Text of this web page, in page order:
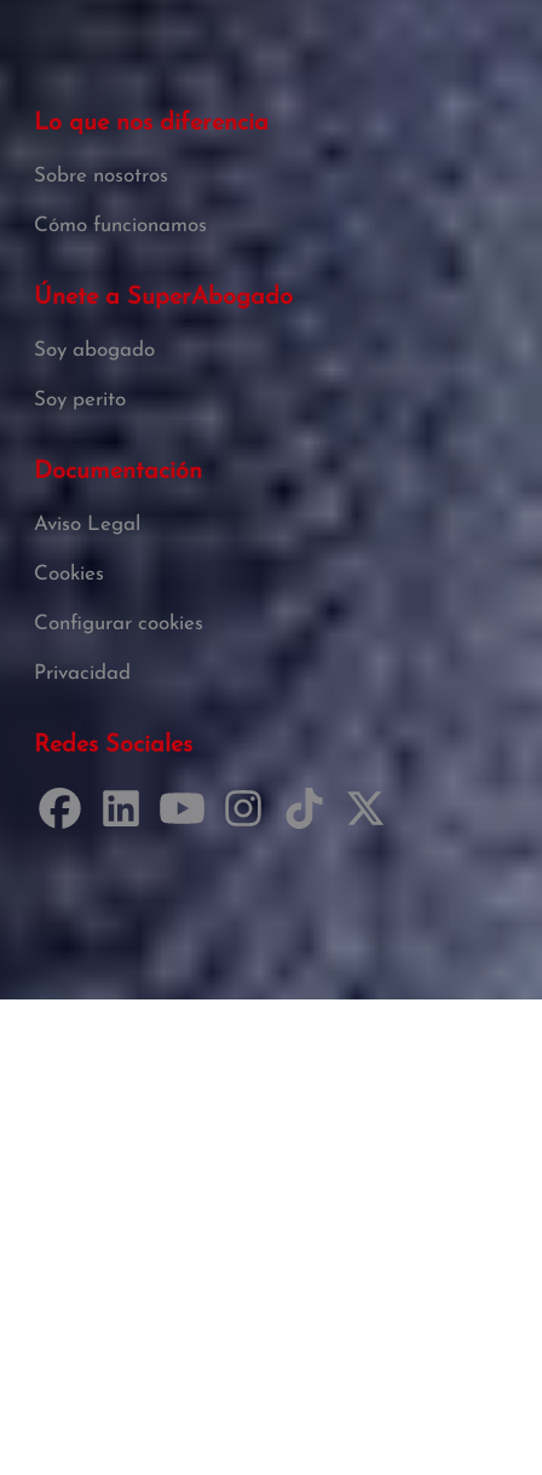
Lo que nos diferencia
Sobre nosotros
Cómo funcionamos
Únete a SuperAbogado
Soy abogado
Soy perito
Documentación
Aviso Legal
Cookies
Configurar cookies
Privacidad
Redes Sociales